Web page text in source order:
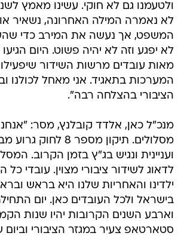
ולטעמנו גם לא חוקי. עשינו מאמץ
לא נאמרה המילה האחרונה, נשאיר
המשפט, אך נעשה את המירב כדי
לא יפגע וזה לא יהיה פשוט. היום
מאות עובדים מרשות השידור
המערכות בתאגיד. אני מאחל לכולנו
הציבורי בהצלחה רבה".
מנכ"ל כאן, אלדד קובלנץ, מסר:
מסלולים. תיקון מספר 8
ועניינית ונגיש בג"ץ בזמן הקרוב.
לדאוג לשידור ציבורי מצוין. עובדי כל
ילדינו והאחריות שלנו היא בראש
בישראל ולכל העובדים כאן. יום
וארבע השנים הקרובות יהיו שנות
סטארטאפ צעיר במגזר הציבורי וביום